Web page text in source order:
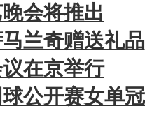
会将推出
兰奇赠送礼品
在京举行
公开赛女单